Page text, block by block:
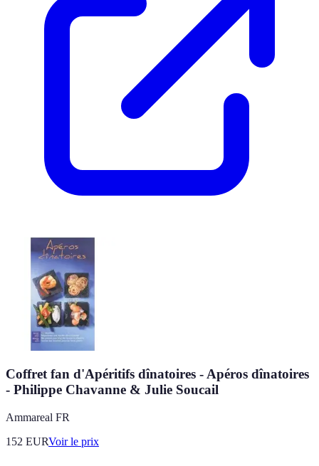
Coffret fan d'Apéritifs dînatoires - Apéros dînatoires
- Philippe Chavanne & Julie Soucail
Ammareal FR
152 EURVoir le prix